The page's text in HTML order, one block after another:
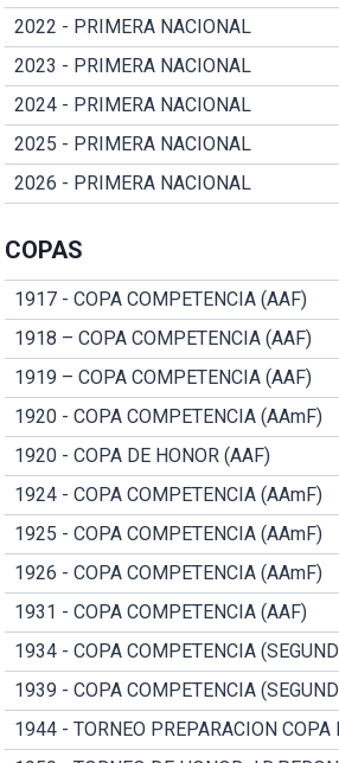
2022 - PRIMERA NACIONAL
2023 - PRIMERA NACIONAL
2024 - PRIMERA NACIONAL
2025 - PRIMERA NACIONAL
2026 - PRIMERA NACIONAL
COPAS
1917 - COPA COMPETENCIA (AAF)
1918 – COPA COMPETENCIA (AAF)
1919 – COPA COMPETENCIA (AAF)
1920 - COPA COMPETENCIA (AAmF)
1920 - COPA DE HONOR (AAF)
1924 - COPA COMPETENCIA (AAmF)
1925 - COPA COMPETENCIA (AAmF)
1926 - COPA COMPETENCIA (AAmF)
1931 - COPA COMPETENCIA (AAF)
1934 - COPA COMPETENCIA
1939 - COPA COMPETENCIA
1944 - TORNEO PREPARACION COPA